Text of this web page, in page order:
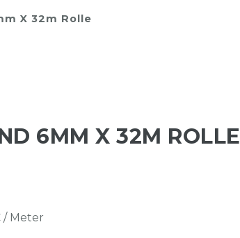
X 32m Rolle
6MM X 32M ROLLE
/ Meter